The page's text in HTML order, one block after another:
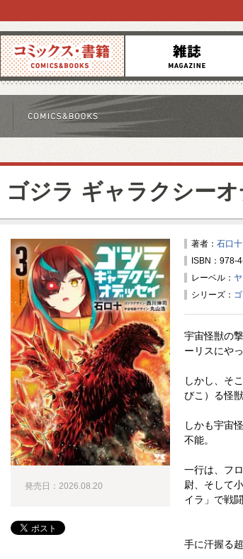
コミックス 雑誌
ゴジラ ギャラクシー
著者： 石口十
ISBN：978-
レーベル：
シリーズ：
宇宙怪獣の
ーリスにや
しかし、そ
びこ）る怪
しかも宇宙
不能。
一行は、フ
尉、そして
イラ」で戦
手に汗握る
発売日：2026.08.20